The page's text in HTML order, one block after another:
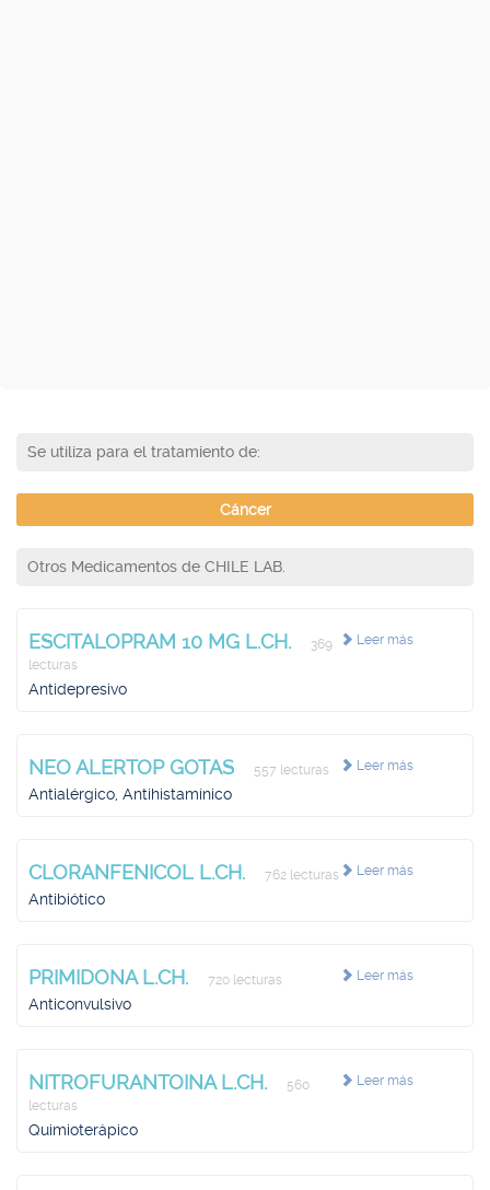
Se utiliza para el tratamiento de:
Cáncer
Otros Medicamentos de CHILE LAB.
Leer más
ESCITALOPRAM 10 MG L.CH.
369
lecturas
Antidepresivo
Leer más
NEO ALERTOP GOTAS 557 lecturas
Antialérgico, Antihistamínico
Leer más
CLORANFENICOL L.CH. 762 lecturas
Antibiótico
Leer más
PRIMIDONA L.CH. 720 lecturas
Anticonvulsivo
Leer más
NITROFURANTOINA L.CH.
560
lecturas
Quimioterápico